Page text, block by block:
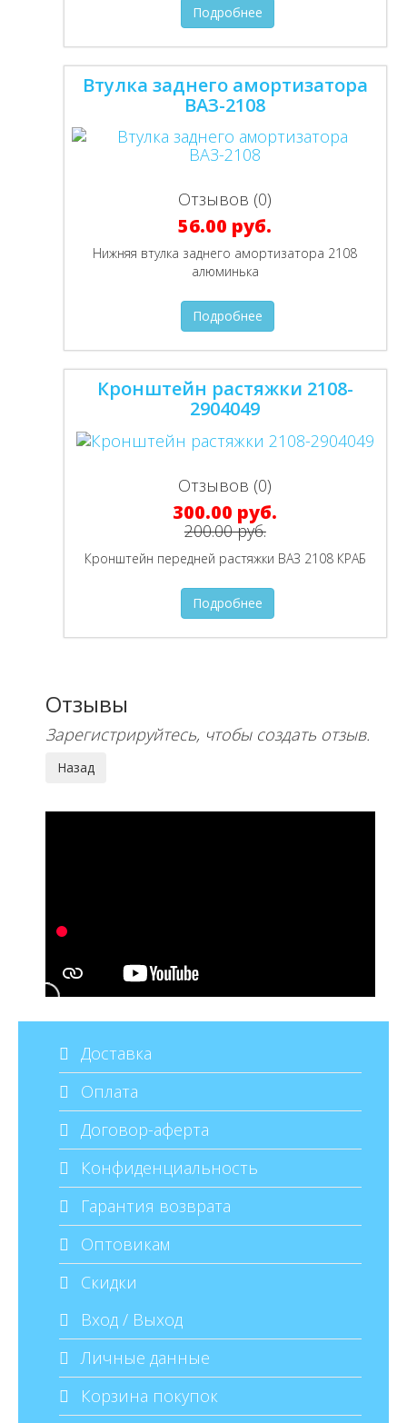
Подробнее
Втулка заднего амортизатора
ВАЗ-2108
Отзывов (0)
56.00 руб.
Нижняя втулка заднего амортизатора 2108
алюминька
Подробнее
Кронштейн растяжки 2108-
2904049
Отзывов (0)
300.00 руб.
200.00 руб.
Кронштейн передней растяжки ВАЗ 2108 КРАБ
Подробнее
Отзывы
Зарегистрируйтесь, чтобы создать отзыв.
Доставка
Оплата
Договор-аферта
Конфиденциальность
Гарантия возврата
Оптовикам
Скидки
Вход / Выход
Личные данные
Корзина покупок